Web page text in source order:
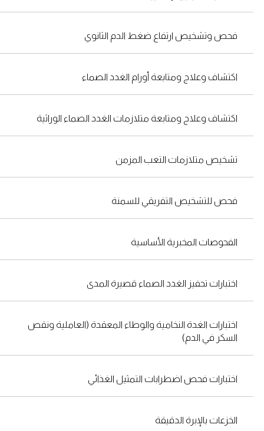
فحص وتشخيص ارتفاع ضغط الدم الثانوي
اكتشاف وعلاج ومتابعة أورام الغدد الصماء
اكتشاف وعلاج ومتابعة متلازمات الغدد الصماء الوراثية
تشخيص متلازمات التعب المزمن
فحص للتشخيص التفريقي للسمنة
الفحوصات المخبرية الأساسية
اختبارات تحفيز الغدد الصماء قصيرة المدى
اختبارات الغدة النخامية والوطاء المعقدة (العاملية ونقص
السكر في الدم)
اختبارات فحص اضطرابات التمثيل الغذائي
الخزعات بالإبرة الدقيقة